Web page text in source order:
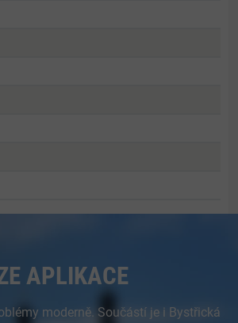
APLIKACE
moderně. Součástí je i Bystřická